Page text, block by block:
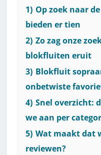
1) Op zoek naar
bieden er tien
2) Zo zag onze
blokfluiten eruit
3) Blokfluit
onbetwiste
4) Snel overzicht:
we aan per
5) Wat maakt dat
reviewen?